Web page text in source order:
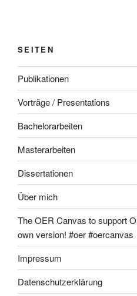
SEITEN
Publikationen
Vorträge / Presentations
Bachelorarbeiten
Masterarbeiten
Dissertationen
Über mich
The OER Canvas to support
own version! #oer #oercanvas
Impressum
Datenschutzerklärung